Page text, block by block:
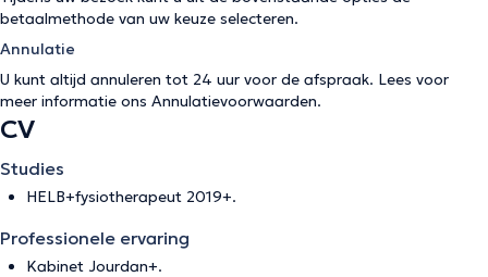
betaalmethode van uw keuze selecteren.
Annulatie
U kunt altijd annuleren tot 24 uur voor de afspraak. Lees voor
meer informatie ons Annulatievoorwaarden.
CV
Studies
HELB+fysiotherapeut 2019+.
Professionele ervaring
Kabinet Jourdan+.